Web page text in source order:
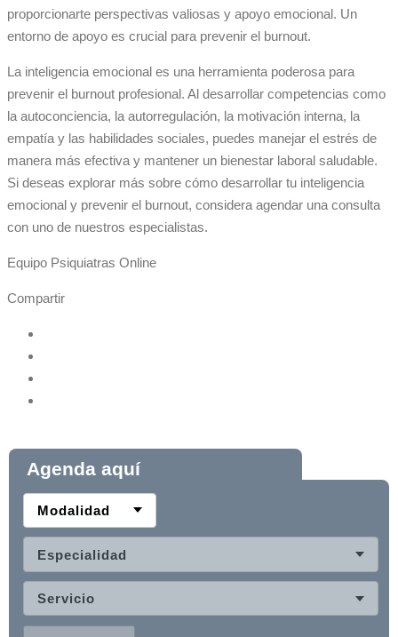
proporcionarte perspectivas valiosas y apoyo emocional. Un
entorno de apoyo es crucial para prevenir el burnout.
La inteligencia emocional es una herramienta poderosa para
prevenir el burnout profesional. Al desarrollar competencias como
la autoconciencia, la autorregulación, la motivación interna, la
empatía y las habilidades sociales, puedes manejar el estrés de
manera más efectiva y mantener un bienestar laboral saludable.
Si deseas explorar más sobre cómo desarrollar tu inteligencia
emocional y prevenir el burnout, considera agendar una consulta
con uno de nuestros especialistas.
Equipo Psiquiatras Online
Compartir
Agenda aquí
Modalidad
Especialidad
Servicio